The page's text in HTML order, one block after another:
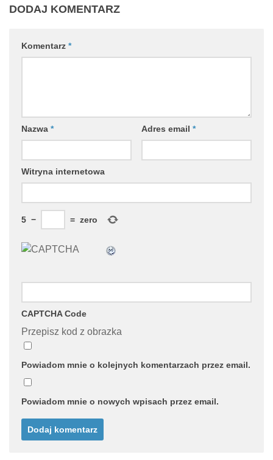
DODAJ KOMENTARZ
Komentarz *
Nazwa * Adres email *
Witryna internetowa
5 − = zero
CAPTCHA Code
Przepisz kod z obrazka
Powiadom mnie o kolejnych komentarzach przez email.
Powiadom mnie o nowych wpisach przez email.